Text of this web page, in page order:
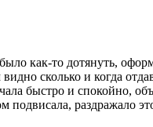
как-то дотянуть,
сколько и когда
быстро и спокойно,
подвисала, раздражало